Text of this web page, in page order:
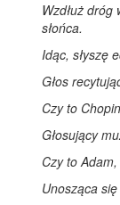
Wzdłuż dróg
słońca.
Idąc, słyszę
Głos
Czy to
Głosujący
Czy to
Unosząca